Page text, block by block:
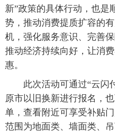
新”政策的具体行动，也是
势，推动消费提质扩容的
机，强化服务意识、完善
推动经济持续向好，让消
惠。
此次活动可通过“云闪
原市以旧换新进行报名，
单，查看附近可享受补贴
范围为地面类、墙面类、